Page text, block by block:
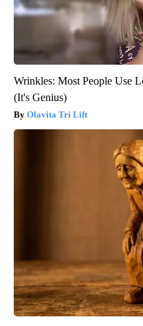
Wrinkles: Most People Use
(It's Genius)
Olavita Tri Lift